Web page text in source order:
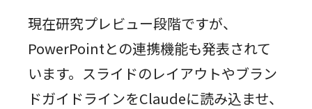
現在研究プレビュー段階ですが、
PowerPointとの連携機能も発表されて
います。スライドのレイアウトやブラン
ドガイドラインをClaudeに読み込ませ、